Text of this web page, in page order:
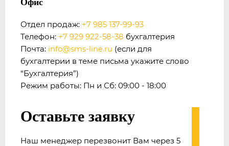
Офис
Отдел продаж: +7 985 137-99-93
Телефон: +7 929 922-58-38 бухгалтерия
Почта: info@sms-line.ru (если для
бухгалтерии в теме письма укажите слово
“Бухгалтерия”)
Режим работы: Пн и Сб: 09:00 - 18:00
Оставьте заявку
Наш менеджер перезвонит Вам через 5